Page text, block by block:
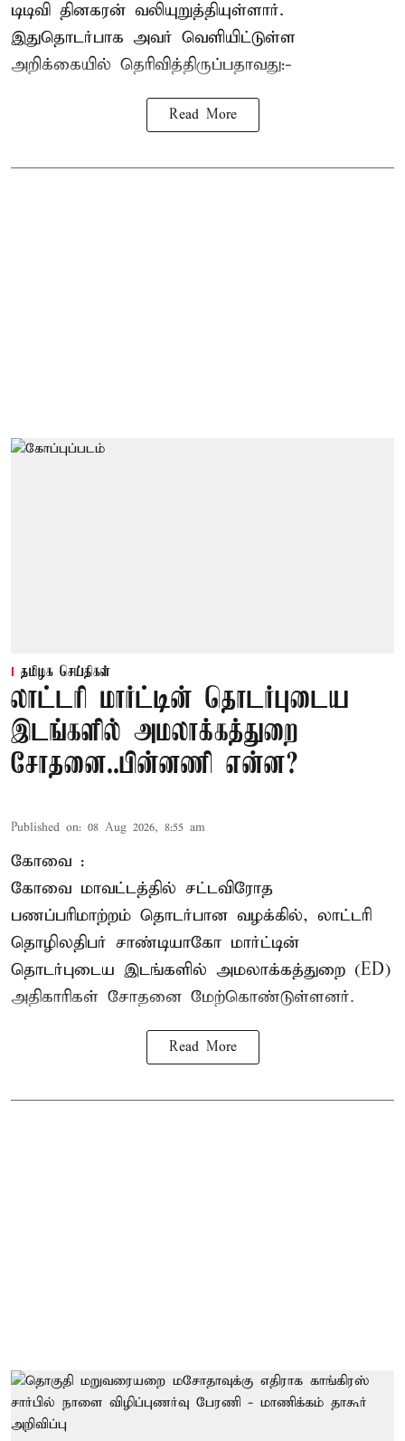
டிடிவி தினகரன் வலியுறுத்தியுள்ளார்.
இதுதொடர்பாக அவர் வெளியிட்டுள்ள
அறிக்கையில் தெரிவித்திருப்பதாவது:-
Read More
தமிழக செய்திகள்
லாட்டரி மார்ட்டின் தொடர்புடைய
இடங்களில் அமலாக்கத்துறை
சோதனை..பின்னணி என்ன?
Published on: 08 Aug 2026, 8:55 am
கோவை :
கோவை மாவட்டத்தில் சட்டவிரோத
பணப்பரிமாற்றம் தொடர்பான வழக்கில், லாட்டரி
தொழிலதிபர் சாண்டியாகோ மார்ட்டின்
தொடர்புடைய இடங்களில் அமலாக்கத்துறை (ED)
அதிகாரிகள் சோதனை மேற்கொண்டுள்ளனர்.
Read More